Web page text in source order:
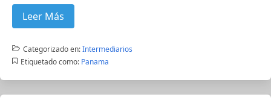
Leer Más
Categorizado en:Intermediarios
Etiquetado como: Panama